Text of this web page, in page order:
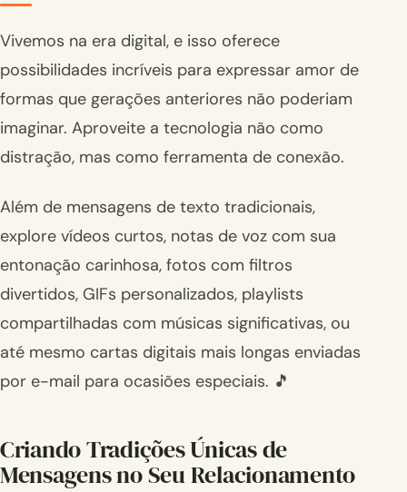
Vivemos na era digital, e isso oferece
possibilidades incríveis para expressar amor de
formas que gerações anteriores não poderiam
imaginar. Aproveite a tecnologia não como
distração, mas como ferramenta de conexão.
Além de mensagens de texto tradicionais,
explore vídeos curtos, notas de voz com sua
entonação carinhosa, fotos com filtros
divertidos, GIFs personalizados, playlists
compartilhadas com músicas significativas, ou
até mesmo cartas digitais mais longas enviadas
por e-mail para ocasiões especiais. 🎵
Criando Tradições Únicas de
Mensagens no Seu Relacionamento